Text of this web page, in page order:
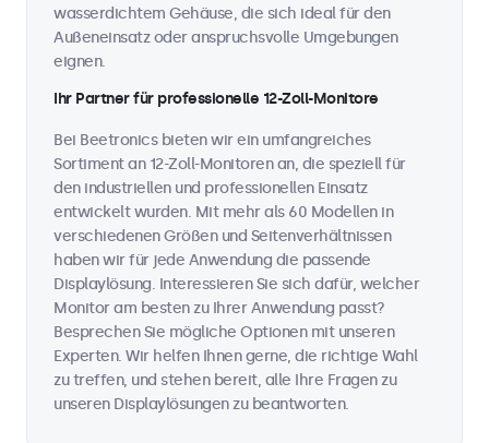
wasserdichtem Gehäuse, die sich ideal für den
Außeneinsatz oder anspruchsvolle Umgebungen
eignen.
Ihr Partner für professionelle 12-Zoll-Monitore
Bei Beetronics bieten wir ein umfangreiches
Sortiment an 12-Zoll-Monitoren an, die speziell für
den industriellen und professionellen Einsatz
entwickelt wurden. Mit mehr als 60 Modellen in
verschiedenen Größen und Seitenverhältnissen
haben wir für jede Anwendung die passende
Displaylösung. Interessieren Sie sich dafür, welcher
Monitor am besten zu Ihrer Anwendung passt?
Besprechen Sie mögliche Optionen mit unseren
Experten. Wir helfen Ihnen gerne, die richtige Wahl
zu treffen, und stehen bereit, alle Ihre Fragen zu
unseren Displaylösungen zu beantworten.